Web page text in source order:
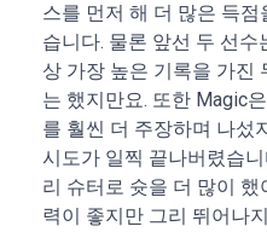
스를 먼저 해 더 많은 득
습니다. 물론 앞선 두 선
상 가장 높은 기록을 가진
는 했지만요. 또한 Magic
를 훨씬 더 주장하며 나섰
시도가 일찍 끝나버렸습
리 슈터로 슛을 더 많이
력이 좋지만 그리 뛰어나